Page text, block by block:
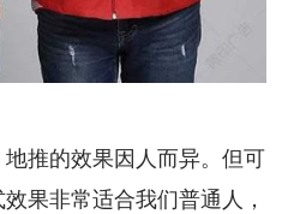
推的效果因人而异。但可
果非常适合我们普通人，